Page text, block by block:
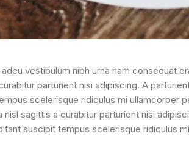
vestibulum nibh urna nam consequat
parturient nisi adipiscing. A
scelerisque ridiculus mi ullamcorper
sagittis a curabitur parturient nisi
suscipit tempus scelerisque ridiculus